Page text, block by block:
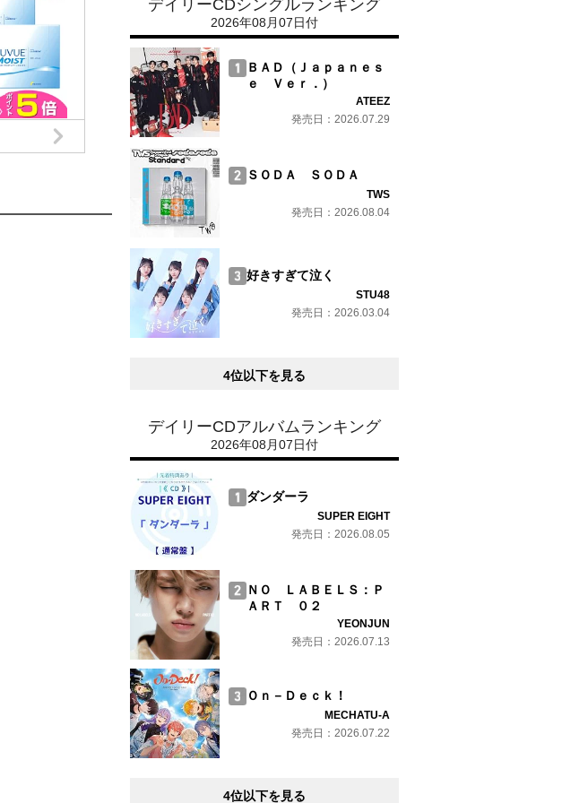
デイリーCDシングルランキング
2026年08月07日付
ＢＡＤ（Ｊａｐａｎｅｓ
ｅ Ｖｅｒ．）
ATEEZ
発売日：2026.07.29
ＳＯＤＡ ＳＯＤＡ
TWS
発売日：2026.08.04
好きすぎて泣く
STU48
発売日：2026.03.04
4位以下を見る
デイリーCDアルバムランキング
2026年08月07日付
ダンダーラ
SUPER EIGHT
発売日：2026.08.05
ＮＯ ＬＡＢＥＬＳ：Ｐ
ＡＲＴ ０２
YEONJUN
発売日：2026.07.13
Ｏｎ－Ｄｅｃｋ！
MECHATU-A
発売日：2026.07.22
4位以下を見る